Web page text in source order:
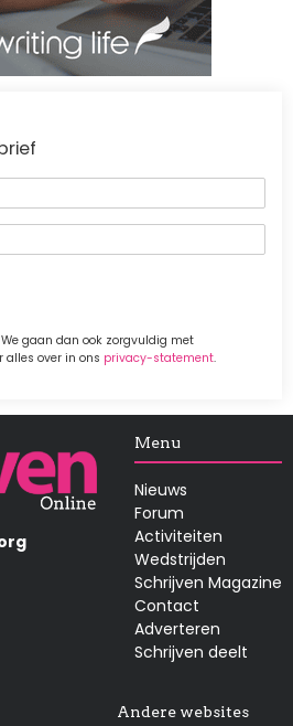
gaan dan ook zorgvuldig met
alles over in ons privacy-statement.
Menu
Nieuws
Forum
Activiteiten
Wedstrijden
Schrijven Magazine
Contact
Adverteren
Schrijven deelt
Andere websites